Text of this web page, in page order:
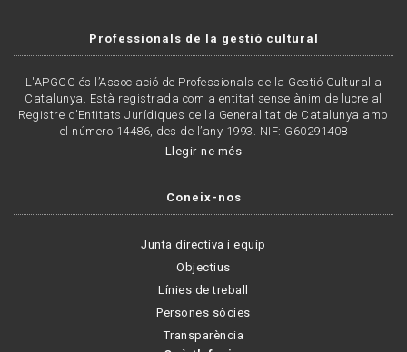
Professionals de la gestió cultural
L'APGCC és l’Associació de Professionals de la Gestió Cultural a
Catalunya. Està registrada com a entitat sense ànim de lucre al
Registre d’Entitats Jurídiques de la Generalitat de Catalunya amb
el número 14486, des de l’any 1993. NIF: G60291408
Llegir-ne més
Coneix-nos
Junta directiva i equip
Objectius
Línies de treball
Persones sòcies
Transparència